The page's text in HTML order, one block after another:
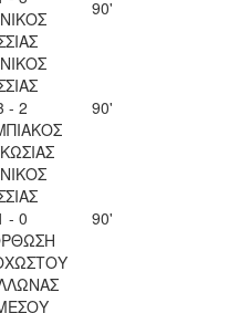
90'
- 2
90'
- 0
90'